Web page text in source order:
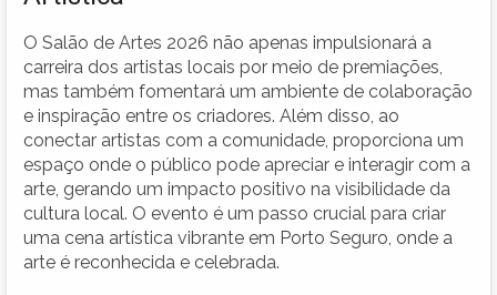
O Salão de Artes 2026 não apenas impulsionará a
carreira dos artistas locais por meio de premiações,
mas também fomentará um ambiente de colaboração
e inspiração entre os criadores. Além disso, ao
conectar artistas com a comunidade, proporciona um
espaço onde o público pode apreciar e interagir com a
arte, gerando um impacto positivo na visibilidade da
cultura local. O evento é um passo crucial para criar
uma cena artística vibrante em Porto Seguro, onde a
arte é reconhecida e celebrada.